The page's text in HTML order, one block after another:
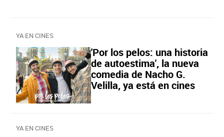
YA EN CINES
'Por los pelos: una historia
de autoestima', la nueva
comedia de Nacho G.
Velilla, ya está en cines
YA EN CINES